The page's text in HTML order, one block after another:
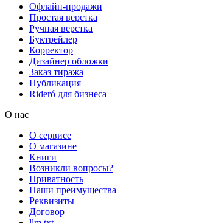
Офлайн-продажи
Простая верстка
Ручная верстка
Буктрейлер
Корректор
Дизайнер обложки
Заказ тиража
Публикация
Rideró для бизнеса
О нас
О сервисе
О магазине
Книги
Возникли вопросы?
Приватность
Наши преимущества
Реквизиты
Договор